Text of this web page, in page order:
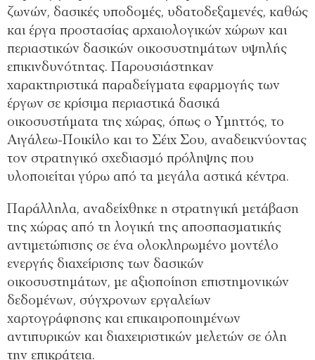
ζωνών, δασικές υποδομές, υδατοδεξαμενές, καθώς
και έργα προστασίας αρχαιολογικών χώρων και
περιαστικών δασικών οικοσυστημάτων υψηλής
επικινδυνότητας. Παρουσιάστηκαν
χαρακτηριστικά παραδείγματα εφαρμογής των
έργων σε κρίσιμα περιαστικά δασικά
οικοσυστήματα της χώρας, όπως ο Υμηττός, το
Αιγάλεω-Ποικίλο και το Σέιχ Σου, αναδεικνύοντας
τον στρατηγικό σχεδιασμό πρόληψης που
υλοποιείται γύρω από τα μεγάλα αστικά κέντρα.
Παράλληλα, αναδείχθηκε η στρατηγική μετάβαση
της χώρας από τη λογική της αποσπασματικής
αντιμετώπισης σε ένα ολοκληρωμένο μοντέλο
ενεργής διαχείρισης των δασικών
οικοσυστημάτων, με αξιοποίηση επιστημονικών
δεδομένων, σύγχρονων εργαλείων
χαρτογράφησης και επικαιροποιημένων
αντιπυρικών και διαχειριστικών μελετών σε όλη
την επικράτεια.